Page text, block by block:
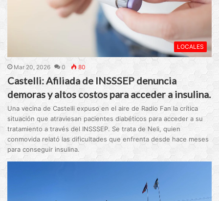
LOCALES
Mar 20, 2026 0 80
Castelli: Afiliada de INSSSEP denuncia
demoras y altos costos para acceder a insulina.
Una vecina de Castelli expuso en el aire de Radio Fan la crítica
situación que atraviesan pacientes diabéticos para acceder a su
tratamiento a través del INSSSEP. Se trata de Neli, quien
conmovida relató las dificultades que enfrenta desde hace meses
para conseguir insulina.